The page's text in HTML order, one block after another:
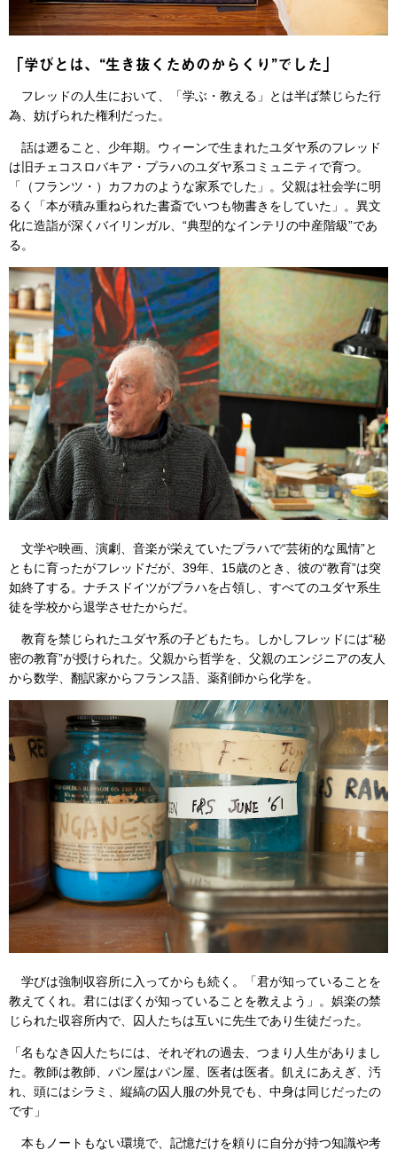
「学びとは、“生き抜くためのからくり”でした」
フレッドの人生において、「学ぶ・教える」とは半ば禁じらた行
為、妨げられた権利だった。
話は遡ること、少年期。ウィーンで生まれたユダヤ系のフレッド
は旧チェコスロバキア・プラハのユダヤ系コミュニティで育つ。
「（フランツ・）カフカのような家系でした」。父親は社会学に明
るく「本が積み重ねられた書斎でいつも物書きをしていた」。異文
化に造詣が深くバイリンガル、“典型的なインテリの中産階級”であ
る。
文学や映画、演劇、音楽が栄えていたプラハで“芸術的な風情”と
ともに育ったがフレッドだが、39年、15歳のとき、彼の“教育”は突
如終了する。ナチスドイツがプラハを占領し、すべてのユダヤ系生
徒を学校から退学させたからだ。
教育を禁じられたユダヤ系の子どもたち。しかしフレッドには“秘
密の教育”が授けられた。父親から哲学を、父親のエンジニアの友人
から数学、翻訳家からフランス語、薬剤師から化学を。
学びは強制収容所に入ってからも続く。「君が知っていることを
教えてくれ。君にはぼくが知っていることを教えよう」。娯楽の禁
じられた収容所内で、囚人たちは互いに先生であり生徒だった。
「名もなき囚人たちには、それぞれの過去、つまり人生がありまし
た。教師は教師、パン屋はパン屋、医者は医者。飢えにあえぎ、汚
れ、頭にはシラミ、縦縞の囚人服の外見でも、中身は同じだったの
です」
本もノートもない環境で、記憶だけを頼りに自分が持つ知識や考